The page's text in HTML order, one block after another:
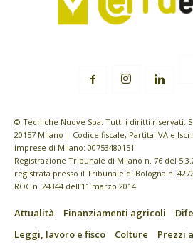
© Tecniche Nuove Spa. Tutti i diritti riservati.
20157 Milano | Codice fiscale, Partita IVA e
imprese di Milano: 00753480151
Registrazione Tribunale di Milano n. 76 del
registrata presso il Tribunale di Bologna n.
ROC n. 24344 dell’11 marzo 2014
Attualità Finanziamenti agricoli
Leggi, lavoro e fisco
Colture
Prezzi